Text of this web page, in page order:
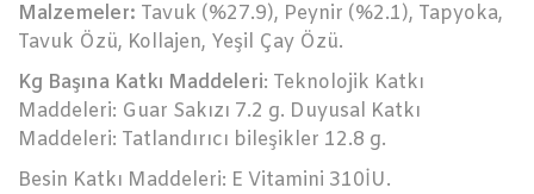
Malzemeler: Tavuk (%27.9), Peynir (%2.1), Tapyoka,
Tavuk Özü, Kollajen, Yeşil Çay Özü.
Kg Başına Katkı Maddeleri: Teknolojik Katkı
Maddeleri: Guar Sakızı 7.2 g. Duyusal Katkı
Maddeleri: Tatlandırıcı bileşikler 12.8 g.
Besin Katkı Maddeleri: E Vitamini 310İU.